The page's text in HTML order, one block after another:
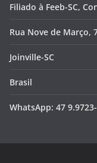
Filiado à Feeb-SC,
Rua Nove de Março,
Joinville-SC
Brasil
WhatsApp: 47